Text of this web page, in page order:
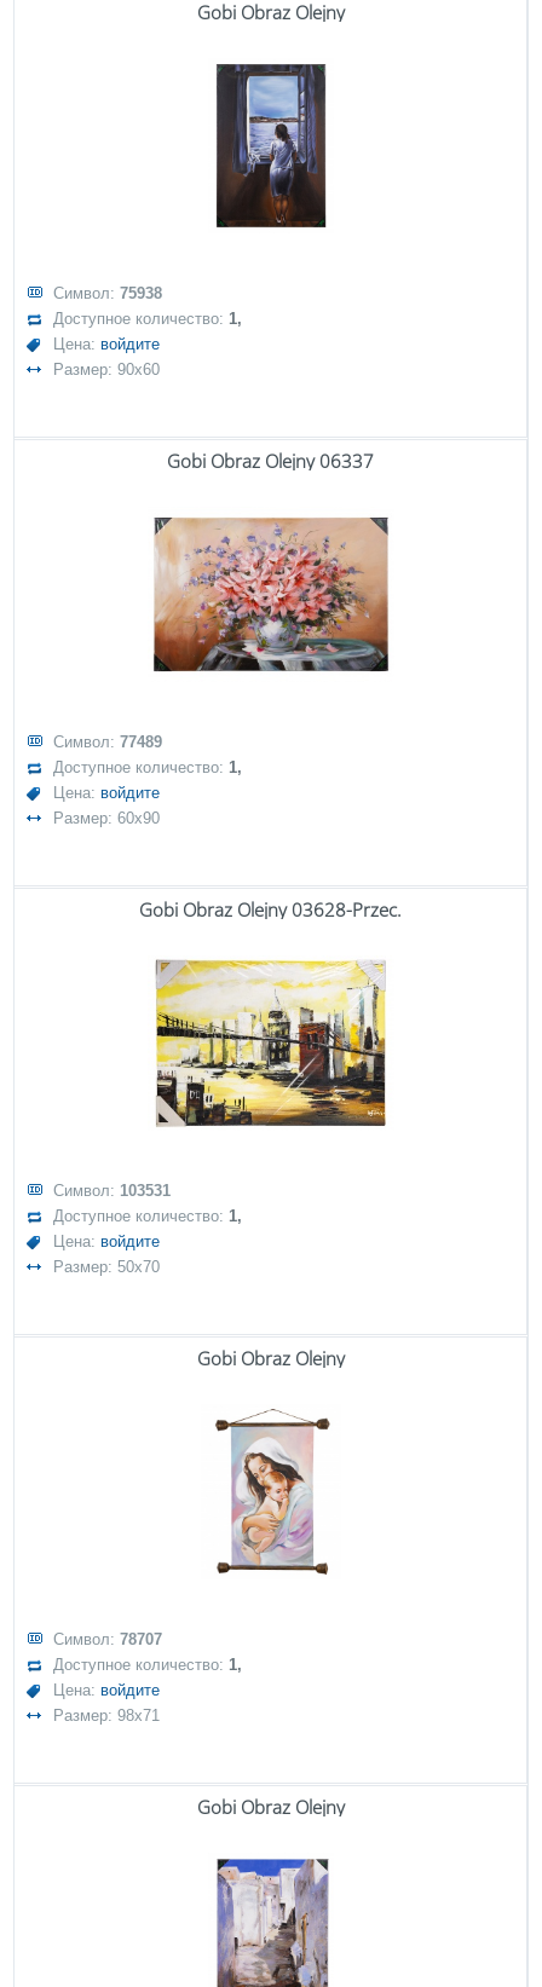
Gobi Obraz Olejny
Символ:75938
Доступное количество:1,
Цена: войдите
Размер: 90x60
Gobi Obraz Olejny 06337
Символ:77489
Доступное количество:1,
Цена: войдите
Размер: 60x90
Gobi Obraz Olejny 03628-Przec.
Символ: 103531
Доступное количество:1,
Цена: войдите
Размер: 50x70
Gobi Obraz Olejny
Символ:78707
Доступное количество:1,
Цена: войдите
Размер: 98x71
Gobi Obraz Olejny